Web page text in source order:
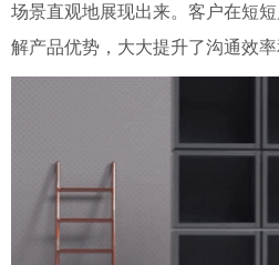
场景直观地展现出来。客户在短
解产品优势，大大提升了沟通效率